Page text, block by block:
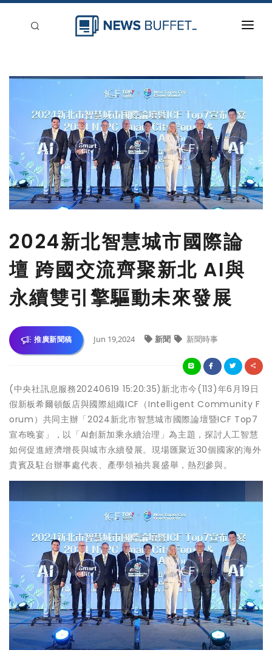
新聞稿分類
刊登
2024新北智慧城市國際論
壇 跨國交流齊聚新北 AI與
永續雙引擎驅動未來發展
推廣新聞稿 Jun 19,2024 新聞 新聞時事
(中央社訊息服務20240619 15:20:35)新北市今(113)年6月19日
假新板希爾頓飯店與國際組織ICF（Intelligent Community F
orum）共同主辦「2024新北市智慧城市國際論壇暨ICF Top7
宣布晚宴」，以「AI創新加乘永續治理」為主題，探討人工智慧
如何促進經濟增長與城市永續發展。現場匯聚近30個國家的海外
貴賓及駐台辦事處代表、產學領袖共襄盛舉，熱烈參與。